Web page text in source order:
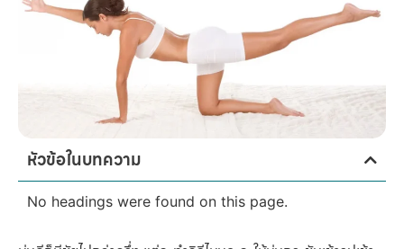
หัวข้อในบทความ
No headings were found on this page.